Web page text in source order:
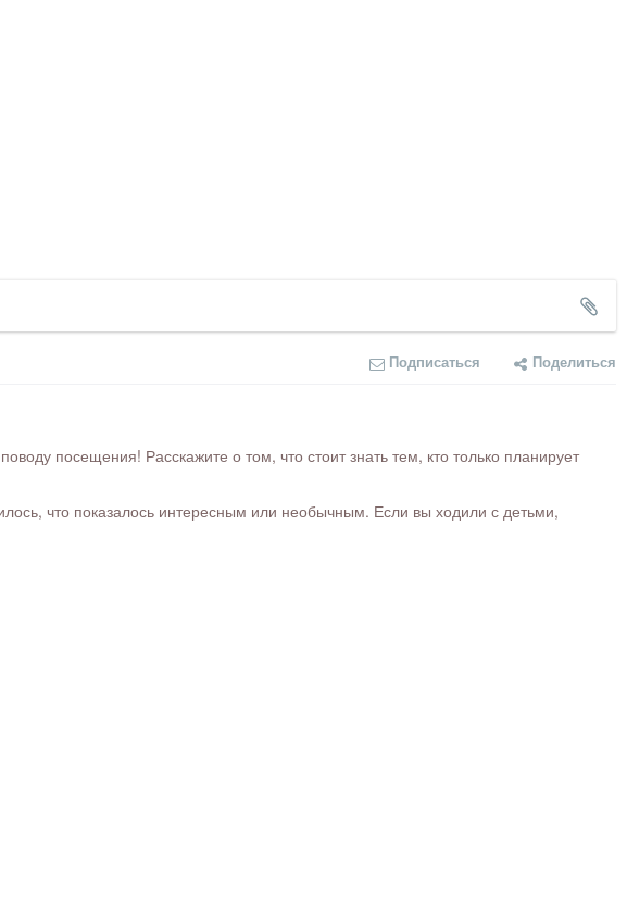
Подписаться Поделиться
посещения! Расскажите о том, что стоит знать тем, кто только планирует
что показалось интересным или необычным. Если вы ходили с детьми,